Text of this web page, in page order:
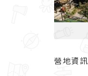
營地資訊